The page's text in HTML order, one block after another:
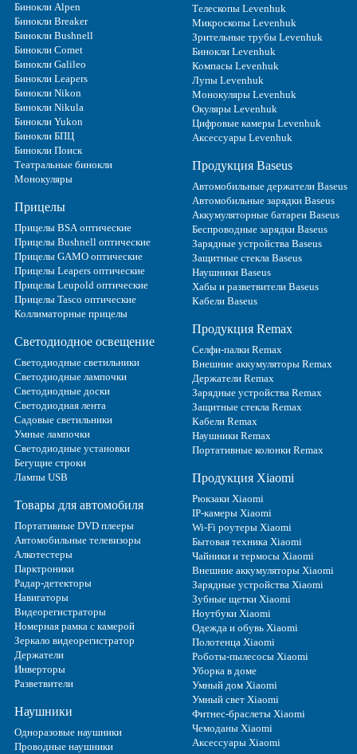
Бинокли Alpen
Бинокли Breaker
Бинокли Bushnell
Бинокли Comet
Бинокли Galileo
Бинокли Leapers
Бинокли Nikon
Бинокли Nikula
Бинокли Yukon
Бинокли БПЦ
Бинокли Поиск
Театральные бинокли
Монокуляры
Прицелы
Прицелы BSA оптические
Прицелы Bushnell оптические
Прицелы GAMO оптические
Прицелы Leapers оптические
Прицелы Leupold оптические
Прицелы Tasco оптические
Коллиматорные прицелы
Светодиодное освещение
Светодиодные светильники
Светодиодные лампочки
Светодиодные доски
Светодиодная лента
Садовые светильники
Умные лампочки
Светодиодные установки
Бегущие строки
Лампы USB
Товары для автомобиля
Портативные DVD плееры
Автомобильные телевизоры
Алкотестеры
Парктроники
Радар-детекторы
Навигаторы
Видеорегистраторы
Номерная рамка с камерой
Зеркало видеорегистратор
Держатели
Инверторы
Разветвители
Наушники
Одноразовые наушники
Проводные наушники
Телескопы Levenhuk
Микроскопы Levenhuk
Зрительные трубы Levenhuk
Бинокли Levenhuk
Компасы Levenhuk
Лупы Levenhuk
Монокуляры Levenhuk
Окуляры Levenhuk
Цифровые камеры Levenhuk
Аксессуары Levenhuk
Продукция Baseus
Автомобильные держатели Baseus
Автомобильные зарядки Baseus
Аккумуляторные батареи Baseus
Беспроводные зарядки Baseus
Зарядные устройства Baseus
Защитные стекла Baseus
Наушники Baseus
Хабы и разветвители Baseus
Кабели Baseus
Продукция Remax
Селфи-палки Remax
Внешние аккумуляторы Remax
Держатели Remax
Зарядные устройства Remax
Защитные стекла Remax
Кабели Remax
Наушники Remax
Портативные колонки Remax
Продукция Xiaomi
Рюкзаки Xiaomi
IP-камеры Xiaomi
Wi-Fi роутеры Xiaomi
Бытовая техника Xiaomi
Чайники и термосы Xiaomi
Внешние аккумуляторы Xiaomi
Зарядные устройства Xiaomi
Зубные щетки Xiaomi
Ноутбуки Xiaomi
Одежда и обувь Xiaomi
Полотенца Xiaomi
Роботы-пылесосы Xiaomi
Уборка в доме
Умный дом Xiaomi
Умный свет Xiaomi
Фитнес-браслеты Xiaomi
Чемоданы Xiaomi
Аксессуары Xiaomi